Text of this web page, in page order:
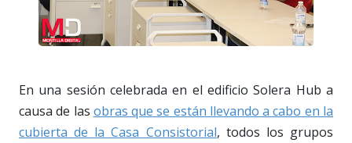
En una sesión celebrada en el edificio Solera Hub a
causa de las obras que se están llevando a cabo en la
cubierta de la Casa Consistorial, todos los grupos